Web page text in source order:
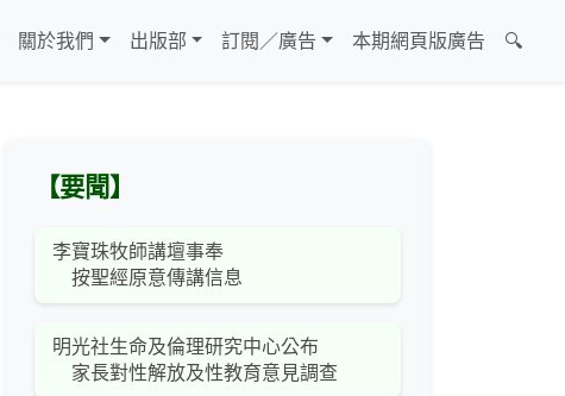
關於我們 出版部 訂閱／廣告 本期網頁版廣告 🔍
【要聞】
李寶珠牧師講壇事奉
按聖經原意傳講信息
明光社生命及倫理研究中心公布
家長對性解放及性教育意見調查